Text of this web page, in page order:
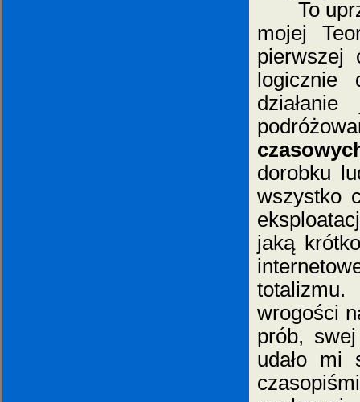
To
mojej
pierwszej
dorobku
wszystko
jaką
wrogości
prób,
udało mi